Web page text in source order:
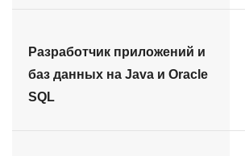
Разработчик приложений и
баз данных на Java и Oracle
SQL